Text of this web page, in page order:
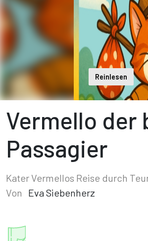
Reinlesen
Vermello der
Passagier
Kater Vermellos Reise durch
Von
Eva Siebenherz